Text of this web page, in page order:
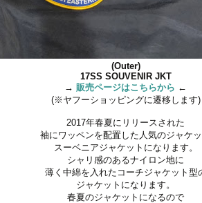
(Outer)
17SS SOUVENIR JKT
→販売ページはこちらから ←
(※ヤフーショッピングに遷移します)
2017年春夏にリリースされた
袖にワッペンを配置した人気のジャケ
スーベニアジャケットになります。
シャリ感のあるナイロン地に
薄く中綿を入れたコーチジャケット型
ジャケットになります。
春夏のジャケットになるので